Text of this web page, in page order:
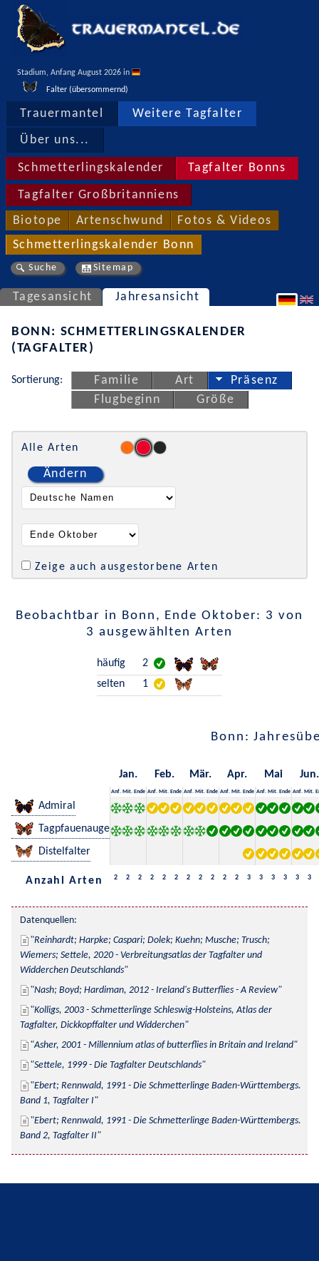
Stadium, Anfang August 2026 in
Falter (übersommernd)
Trauermantel Weitere Tagfalter
Über uns...
Schmetterlingskalender Tagfalter Bonns
Tagfalter Großbritanniens
Biotope Artenschwund Fotos & Videos
Schmetterlingskalender Bonn
Suche Sitemap
Tagesansicht Jahresansicht
BONN: SCHMETTERLINGSKALENDER
(TAGFALTER)
Sortierung: Familie Art
Präsenz
Flugbeginn
Größe
Alle Arten
Ändern
Zeige auch ausgestorbene Arten
Beobachtbar in Bonn, Ende Oktober: 3 von
3 ausgewählten Arten
häufig
2
selten
1
Bonn:
Jan. Feb. Mär. Apr. Mai Jun.
Anf. Mit. Ende Anf. Mit. Ende Anf. Mit. Ende Anf. Mit. Ende Anf. Mit. Ende Anf. Mit.
Admiral
Tagpfauenauge
Distelfalter
Anzahl Arten 2 2 2 2 2 2 2 2 2 2 2 3 3 3 3 3 3
Datenquellen:
Reinhardt; Harpke; Caspari; Dolek; Kuehn; Musche; Trusch;
Wiemers; Settele, 2020 - Verbreitungsatlas der Tagfalter und
Widderchen Deutschlands
Nash; Boyd; Hardiman, 2012 - Ireland's Butterflies - A Review
Kolligs, 2003 - Schmetterlinge Schleswig-Holsteins, Atlas der
Tagfalter, Dickkopffalter und Widderchen
Asher, 2001 - Millennium atlas of butterflies in Britain and Ireland
Settele, 1999 - Die Tagfalter Deutschlands
Ebert; Rennwald, 1991 - Die Schmetterlinge Baden-Württembergs.
Band 1, Tagfalter I
Ebert; Rennwald, 1991 - Die Schmetterlinge Baden-Württembergs.
Band 2, Tagfalter II